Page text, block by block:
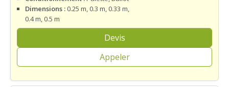
Dimensions : 0.25 m, 0.3 m, 0.33 m,
0.4 m, 0.5 m
Devis
Appeler